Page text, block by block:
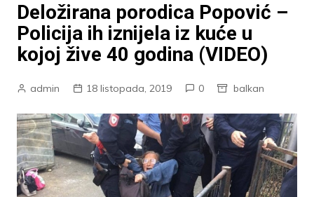
Deložirana porodica Popović –
Policija ih iznijela iz kuće u
kojoj žive 40 godina (VIDEO)
admin 18 listopada, 2019 0 balkan